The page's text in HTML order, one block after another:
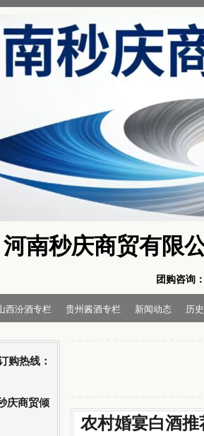
河南秒庆商贸有限
团购咨询
西汾酒专栏 贵州酱酒专栏 新闻动态 历
农村婚宴白酒
购热线：
庆商贸倾